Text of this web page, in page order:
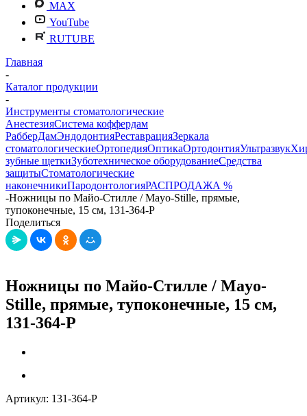
MAX
YouTube
RUTUBE
Главная
-
Каталог продукции
-
Инструменты стоматологические
АнестезияСистема коффердам
РабберДамЭндодонтияРеставрацияЗеркала
стоматологическиеОртопедияОптикаОртодонтияУльтразвук
зубные щеткиЗуботехническое оборудованиеСредства
защитыСтоматологические
наконечникиПародонтологияРАСПРОДАЖА %
-Ножницы по Майо-Стилле / Mayo-Stille, прямые,
тупоконечные, 15 см, 131-364-P
Поделиться
Ножницы по Майо-Стилле / Mayo-
Stille, прямые, тупоконечные, 15 см,
131-364-P
Артикул: 131-364-P